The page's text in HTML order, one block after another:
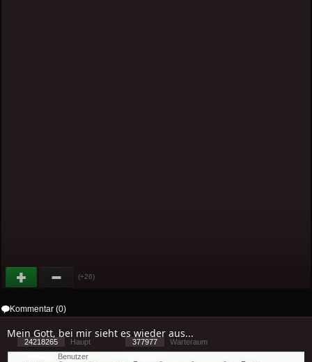
(+26)
Kommentar (0)
Mein Gott‚ bei mir sieht es wieder aus...
24218265 Haupt 377977
Warteraum
Benutzer